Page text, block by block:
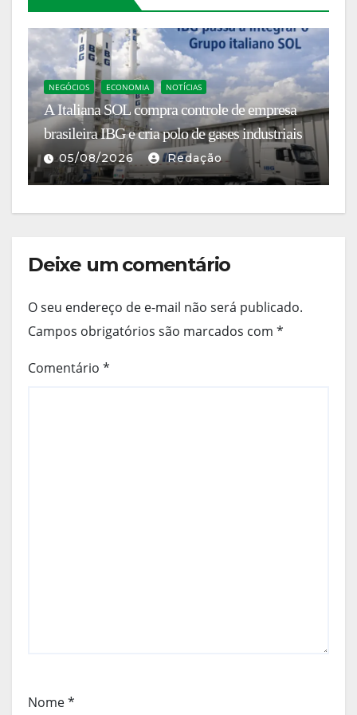
NEGÓCIOS ECONOMIA NOTÍCIAS
A Italiana SOL compra controle de empresa
brasileira IBG e cria polo de gases industriais
05/08/2026 Redação
Deixe um comentário
O seu endereço de e-mail não será publicado.
Campos obrigatórios são marcados com *
Comentário *
Nome*